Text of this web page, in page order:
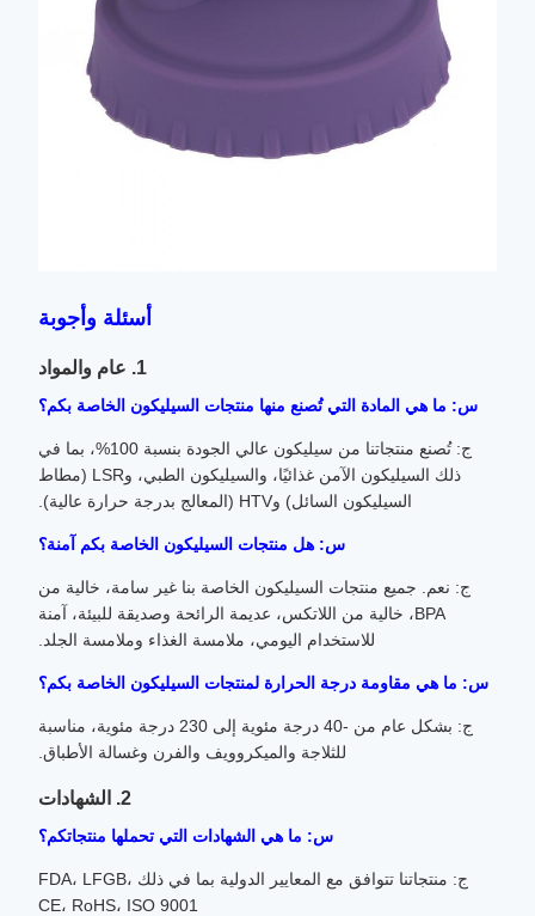
أسئلة وأجوبة
1. عام والمواد
س: ما هي المادة التي تُصنع منها منتجات السيليكون الخاصة بكم؟
ج: تُصنع منتجاتنا من سيليكون عالي الجودة بنسبة 100%، بما في
ذلك السيليكون الآمن غذائيًا، والسيليكون الطبي، وLSR (مطاط
السيليكون السائل) وHTV (المعالج بدرجة حرارة عالية).
س: هل منتجات السيليكون الخاصة بكم آمنة؟
ج: نعم. جميع منتجات السيليكون الخاصة بنا غير سامة، خالية من
BPA، خالية من اللاتكس، عديمة الرائحة وصديقة للبيئة، آمنة
للاستخدام اليومي، ملامسة الغذاء وملامسة الجلد.
س: ما هي مقاومة درجة الحرارة لمنتجات السيليكون الخاصة بكم؟
ج: بشكل عام من -40 درجة مئوية إلى 230 درجة مئوية، مناسبة
للثلاجة والميكروويف والفرن وغسالة الأطباق.
2. الشهادات
س: ما هي الشهادات التي تحملها منتجاتكم؟
ج: منتجاتنا تتوافق مع المعايير الدولية بما في ذلك FDA، LFGB،
CE، RoHS، ISO 9001